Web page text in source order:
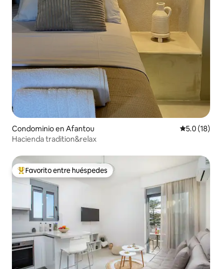
Condominio en Afantou Calificación
5.0 (18)
Hacienda tradition&relax
De los mejores en Favorito entre huéspedes
Favorito entre huéspedes